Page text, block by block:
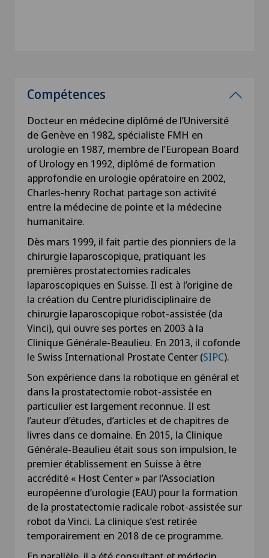
Compétences
Docteur en médecine diplômé de l’Université
de Genève en 1982, spécialiste FMH en
urologie en 1987, membre de l’European Board
of Urology en 1992, diplômé de formation
approfondie en urologie opératoire en 2002,
Charles-henry Rochat partage son activité
entre la médecine de pointe et la médecine
humanitaire.
Dès mars 1999, il fait partie des pionniers de la
chirurgie laparoscopique, pratiquant les
premières prostatectomies radicales
laparoscopiques en Suisse. Il est à l’origine de
la création du Centre pluridisciplinaire de
chirurgie laparoscopique robot-assistée (da
Vinci), qui ouvre ses portes en 2003 à la
Clinique Générale-Beaulieu. En 2013, il cofonde
le Swiss International Prostate Center (SIPC).
Son expérience dans la robotique en général et
dans la prostatectomie robot-assistée en
particulier est largement reconnue. Il est
l’auteur d’études, d’articles et de chapitres de
livres dans ce domaine. En 2015, la Clinique
Générale-Beaulieu était sous son impulsion, le
premier établissement en Suisse à être
accrédité « Host Center » par l’Association
européenne d’urologie (EAU) pour la formation
de la prostatectomie radicale robot-assistée sur
robot da Vinci. La clinique s’est retirée
temporairement en 2018 de ce programme.